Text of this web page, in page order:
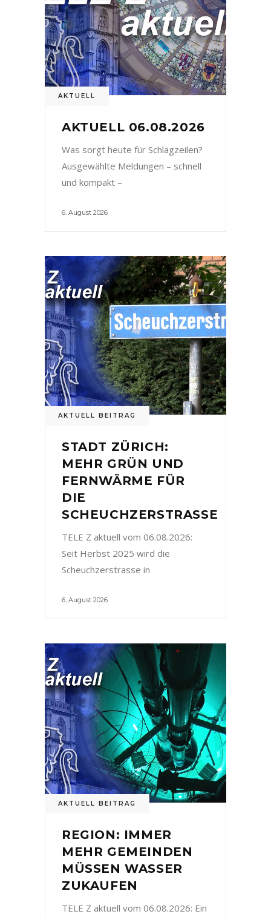
AKTUELL
AKTUELL 06.08.2026
Was sorgt heute für Schlagzeilen?
Ausgewählte Meldungen – schnell
und kompakt –
6. August 2026
AKTUELL BEITRAG
STADT ZÜRICH:
MEHR GRÜN UND
FERNWÄRME FÜR
DIE
SCHEUCHZERSTRASSE
TELE Z aktuell vom 06.08.2026:
Seit Herbst 2025 wird die
Scheuchzerstrasse in
6. August 2026
AKTUELL BEITRAG
REGION: IMMER
MEHR GEMEINDEN
MÜSSEN WASSER
ZUKAUFEN
TELE Z aktuell vom 06.08.2026: Ein